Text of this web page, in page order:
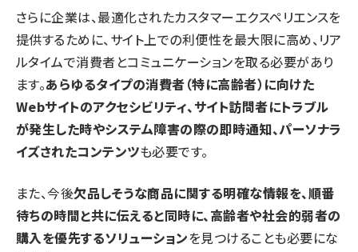
さらに企業は、最適化されたカスタマーエクスペリエンスを
提供するために、サイト上での利便性を最大限に高め、リア
ルタイムで消費者とコミュニケーションを取る必要があり
ます。あらゆるタイプの消費者（特に高齢者）に向けた
Webサイトのアクセシビリティ、サイト訪問者にトラブル
が発生した時やシステム障害の際の即時通知、パーソナラ
イズされたコンテンツも必要です。
また、今後欠品しそうな商品に関する明確な情報を、順番
待ちの時間と共に伝えると同時に、高齢者や社会的弱者の
購入を優先するソリューションを見つけることも必要にな